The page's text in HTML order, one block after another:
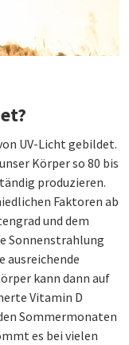
UV-Licht gebildet.
Körper so 80 bis
produzieren.
Faktoren ab
und dem
Sonnenstrahlung
ausreichende
kann dann auf
Vitamin D
Sommermonaten
es bei vielen